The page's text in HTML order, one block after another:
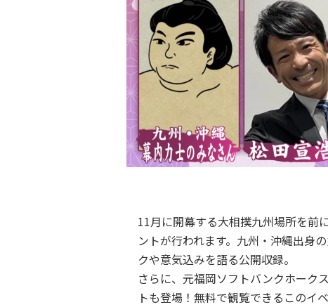
11月に開幕する大相撲九州場所を前
ントが行われます。九州・沖縄出身
クや意気込みを語る公開収録。
さらに、元福岡ソフトバンクホーク
トも登場！無料で観覧できるこのイ